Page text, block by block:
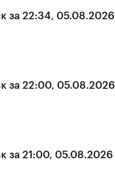
за 22:34, 05.08.2026
за 22:00, 05.08.2026
за 21:00, 05.08.2026